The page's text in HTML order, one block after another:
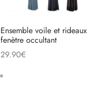
Ensemble voile et rideaux
fenètre occultant
29.90€